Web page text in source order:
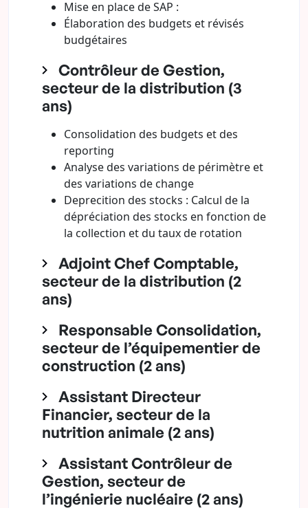
Mise en place de SAP :
Élaboration des budgets et révisés
budgétaires
Contrôleur de Gestion,
secteur de la distribution (3
ans)
Consolidation des budgets et des
reporting
Analyse des variations de périmètre et
des variations de change
Deprecition des stocks : Calcul de la
dépréciation des stocks en fonction de
la collection et du taux de rotation
Adjoint Chef Comptable,
secteur de la distribution (2
ans)
Responsable Consolidation,
secteur de l’équipementier de
construction (2 ans)
Assistant Directeur
Financier, secteur de la
nutrition animale (2 ans)
Assistant Contrôleur de
Gestion, secteur de
l’ingénierie nucléaire (2 ans)